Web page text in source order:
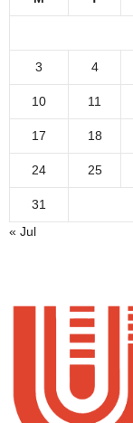
3 4
10 11
17 18
24 25
31
« Jul